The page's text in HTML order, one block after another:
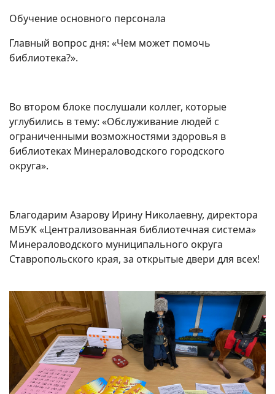
Обучение основного персонала
Главный вопрос дня: «Чем может помочь
библиотека?».
Во втором блоке послушали коллег, которые
углубились в тему: «Обслуживание людей с
ограниченными возможностями здоровья в
библиотеках Минераловодского городского
округа».
Благодарим Азарову Ирину Николаевну, директора
МБУК «Централизованная библиотечная система»
Минераловодского муниципального округа
Ставропольского края, за открытые двери для всех!